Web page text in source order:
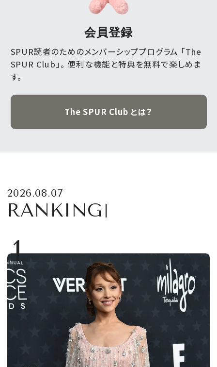
会員登録
SPUR読者のためのメンバーシッププログラム 「The
SPUR Club」。 便利な機能と特典を無料で楽しめま
す。
The SPUR Club とは？
2026.08.07
RANKING
1